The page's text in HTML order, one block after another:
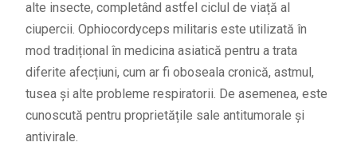
alte insecte, completând astfel ciclul de viață al
ciupercii. Ophiocordyceps militaris este utilizată în
mod tradițional în medicina asiatică pentru a trata
diferite afecțiuni, cum ar fi oboseala cronică, astmul,
tusea și alte probleme respiratorii. De asemenea, este
cunoscută pentru proprietățile sale antitumorale și
antivirale.